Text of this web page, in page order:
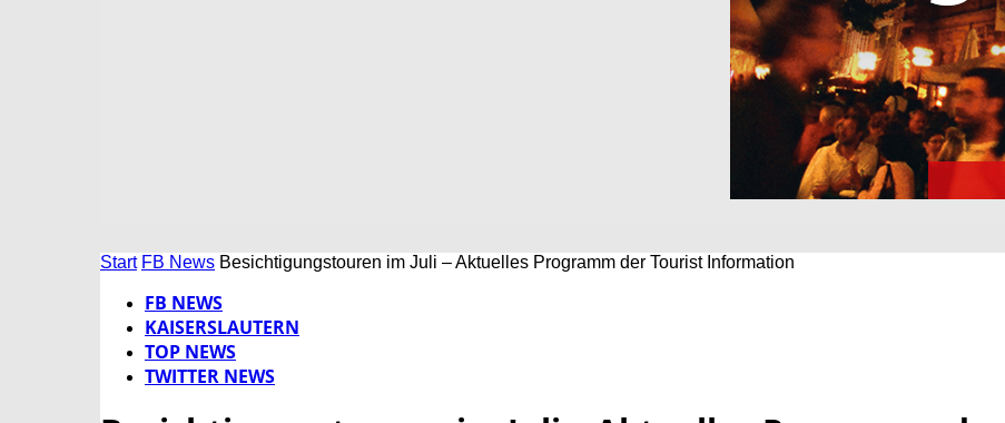
Start FB News Besichtigungstouren im Juli – Aktuelles Programm der Tourist Information
FB NEWS
KAISERSLAUTERN
TOP NEWS
TWITTER NEWS